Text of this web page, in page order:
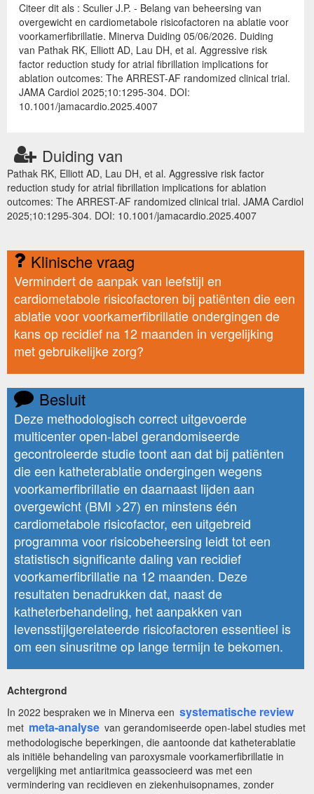
Citeer dit als : Sculier J.P. - Belang van beheersing van
overgewicht en cardiometabole risicofactoren na ablatie voor
voorkamerfibrillatie. Minerva Duiding 05/06/2026. Duiding
van Pathak RK, Elliott AD, Lau DH, et al. Aggressive risk
factor reduction study for atrial fibrillation implications for
ablation outcomes: The ARREST-AF randomized clinical trial.
JAMA Cardiol 2025;10:1295-304. DOI:
10.1001/jamacardio.2025.4007
Duiding van
Pathak RK, Elliott AD, Lau DH, et al. Aggressive risk factor
reduction study for atrial fibrillation implications for ablation
outcomes: The ARREST-AF randomized clinical trial. JAMA Cardiol
2025;10:1295-304. DOI: 10.1001/jamacardio.2025.4007
Klinische vraag
Vermindert de aanpak van leefstijl en
cardiometabole risicofactoren bij patiënten die een
ablatie voor voorkamerfibrillatie ondergingen de
kans op recidief na 12 maanden in vergelijking
met gebruikelijke zorg?
Besluit
Deze methodologisch correct uitgevoerde
multicenter open-label gerandomiseerde
gecontroleerde studie toont aan dat bij patiënten
die een katheterablatie ondergingen wegens
voorkamerfibrillatie en daarnaast lijden aan
overgewicht (BMI >27) en minstens één
cardiometabole risicofactor, een uitgebreid
programma voor risicobeheersing leidt tot een
statistisch significante daling van recidief
voorkamerfibrillatie na 12 maanden. Deze
resultaten benadrukken dat, naast de
katheterbehandeling, het aanpakken van
levensstijlgerelateerde risicofactoren essentieel is
om een sinusritme op lange termijn te bekomen.
Achtergrond
In 2022 bespraken we in Minerva een systematische review
met meta-analyse van gerandomiseerde open-label studies met
methodologische beperkingen, die aantoonde dat katheterablatie
als initiële behandeling van paroxysmale voorkamerfibrillatie in
vergelijking met antiaritmica geassocieerd was met een
vermindering van recidieven en ziekenhuisopnames, zonder